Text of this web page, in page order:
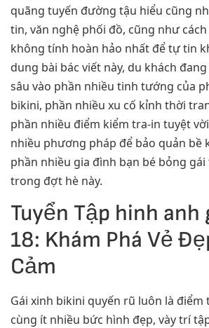
quãng tuyến đường tậu hiểu cũng
tin, văn nghệ phối đồ, cũng như
không tính hoàn hảo nhất để tự tin
dung bài bác viết này, du khách
sâu vào phần nhiều tinh tướng của
bikini, phần nhiều xu cố kỉnh thời
phần nhiều điểm kiểm tra-in tuyệt
nhiều phương pháp để bảo quản bề
phần nhiều gia đình bạn bé bỏng
trong đợt hè này.
Tuyển Tập hinh anh
18: Khám Phá Vẻ
Cảm
Gái xinh bikini quyến rũ luôn là điểm
cùng ít nhiều bức hình đẹp, vày trí